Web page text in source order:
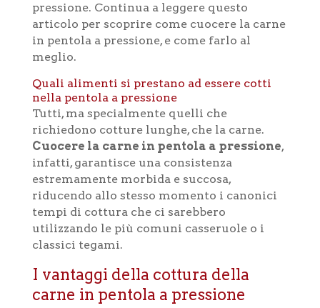
pressione. Continua a leggere questo
articolo per scoprire come cuocere la carne
in pentola a pressione, e come farlo al
meglio.
Quali alimenti si prestano ad essere cotti
nella pentola a pressione
Tutti, ma specialmente quelli che
richiedono cotture lunghe, che la carne.
Cuocere la carne in pentola a pressione,
infatti, garantisce una consistenza
estremamente morbida e succosa,
riducendo allo stesso momento i canonici
tempi di cottura che ci sarebbero
utilizzando le più comuni casseruole o i
classici tegami.
I vantaggi della cottura della
carne in pentola a pressione